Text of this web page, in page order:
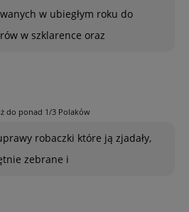
w ubiegłym roku do
w szklarence oraz
do ponad 1/3 Polaków
robaczki które ją zjadały,
zebrane i